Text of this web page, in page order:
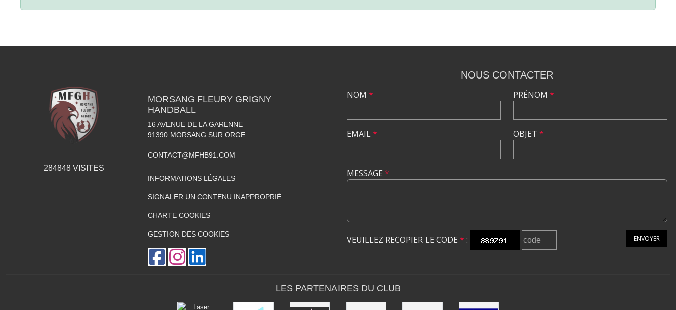
284848 VISITES
MORSANG FLEURY GRIGNY
HANDBALL
16 AVENUE DE LA GARENNE
91390 MORSANG SUR ORGE
CONTACT@MFHB91.COM
INFORMATIONS LÉGALES
SIGNALER UN CONTENU INAPPROPRIÉ
CHARTE COOKIES
GESTION DES COOKIES
NOUS CONTACTER
NOM *
EMAIL*
PRÉNOM *
OBJET *
MESSAGE *
VEUILLEZ RECOPIER LE CODE * : ENVOYER
LES PARTENAIRES DU CLUB